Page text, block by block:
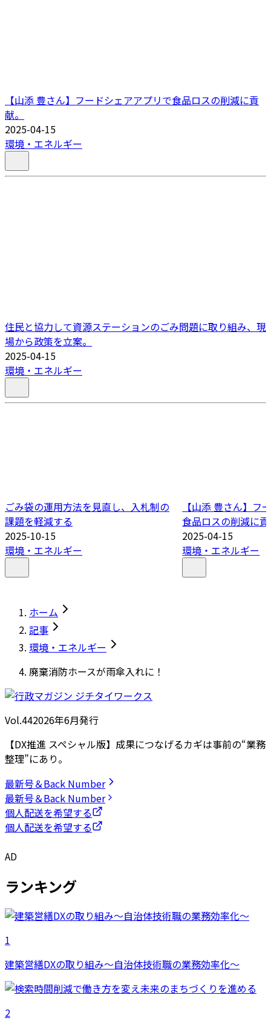
【山添 豊さん】フードシェアアプリで食品ロスの削減に貢
献。
2025-04-15
環境・エネルギー
住民と協力して資源ステーションのごみ問題に取り組み、現
場から政策を立案。
2025-04-15
環境・エネルギー
ごみ袋の運用方法を見直し、入札制の
課題を軽減する
2025-10-15
環境・エネルギー
【山添 豊さん】フ
食品ロスの削減に
2025-04-15
環境・エネルギー
ホーム
記事
環境・エネルギー
廃棄消防ホースが雨傘入れに！
Vol.442026年6月発行
【DX推進 スペシャル版】成果につなげるカギは事前の“業務
整理”にあり。
最新号＆Back Number
最新号＆Back Number
個人配送を希望する
個人配送を希望する
AD
ランキング
1
建築営繕DXの取り組み～自治体技術職の業務効率化～
2